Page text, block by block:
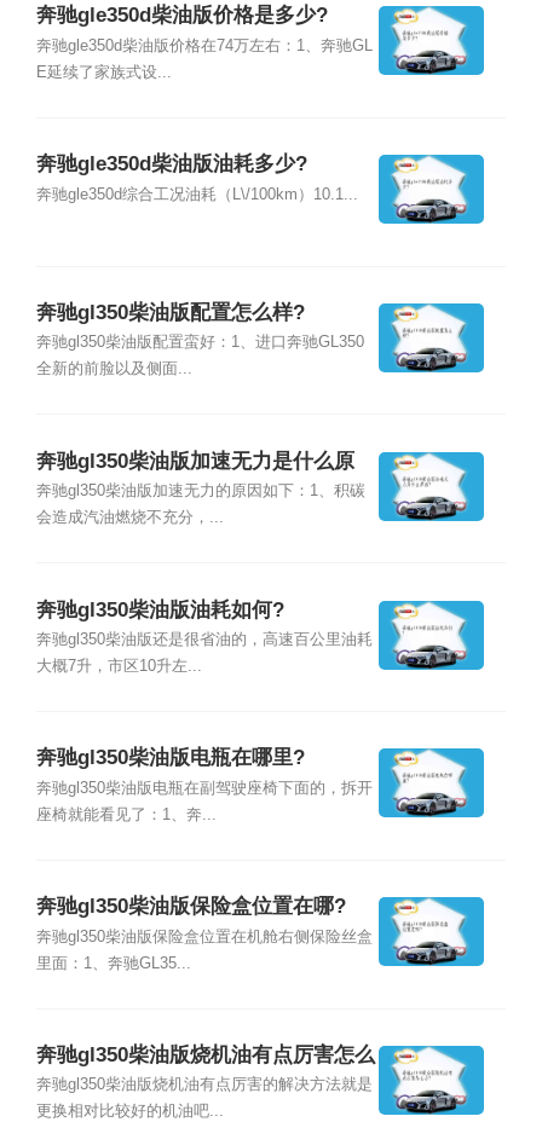
奔驰gle350d柴油版价格是多少?
奔驰gle350d柴油版价格在74万左右：1、奔驰GL
E延续了家族式设...
奔驰gle350d柴油版油耗多少?
奔驰gle350d综合工况油耗（L\/100km）10.1...
奔驰gl350柴油版配置怎么样?
奔驰gl350柴油版配置蛮好：1、进口奔驰GL350
全新的前脸以及侧面...
奔驰gl350柴油版加速无力是什么原
因?
奔驰gl350柴油版加速无力的原因如下：1、积碳
会造成汽油燃烧不充分，...
奔驰gl350柴油版油耗如何?
奔驰gl350柴油版还是很省油的，高速百公里油耗
大概7升，市区10升左...
奔驰gl350柴油版电瓶在哪里?
奔驰gl350柴油版电瓶在副驾驶座椅下面的，拆开
座椅就能看见了：1、奔...
奔驰gl350柴油版保险盒位置在哪?
奔驰gl350柴油版保险盒位置在机舱右侧保险丝盒
里面：1、奔驰GL35...
奔驰gl350柴油版烧机油有点厉害怎么
办?
奔驰gl350柴油版烧机油有点厉害的解决方法就是
更换相对比较好的机油吧...